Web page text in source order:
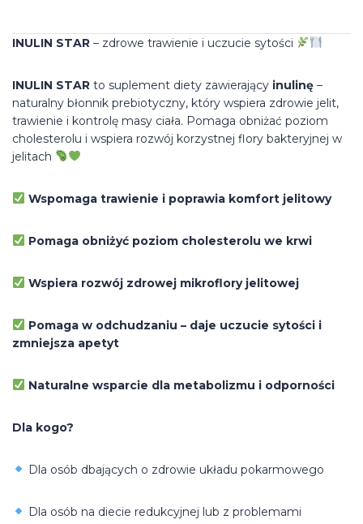
INULIN STAR – zdrowe trawienie i uczucie sytości
INULIN STAR to suplement diety zawierający inulinę –
naturalny błonnik prebiotyczny, który wspiera zdrowie jelit,
trawienie i kontrolę masy ciała. Pomaga obniżać poziom
cholesterolu i wspiera rozwój korzystnej flory bakteryjnej w
jelitach
Wspomaga trawienie i poprawia komfort jelitowy
Pomaga obniżyć poziom cholesterolu we krwi
Wspiera rozwój zdrowej mikroflory jelitowej
Pomaga w odchudzaniu – daje uczucie sytości i
zmniejsza apetyt
Naturalne wsparcie dla metabolizmu i odporności
Dla kogo?
Dla osób dbających o zdrowie układu pokarmowego
Dla osób na diecie redukcyjnej lub z problemami